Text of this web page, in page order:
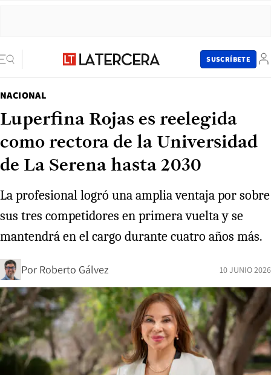
SUSCRÍBETE
NACIONAL
Luperfina Rojas es reelegida
como rectora de la Universidad
de La Serena hasta 2030
La profesional logró una amplia ventaja por sobre
sus tres competidores en primera vuelta y se
mantendrá en el cargo durante cuatro años más.
Por Roberto Gálvez 10 JUNIO 2026